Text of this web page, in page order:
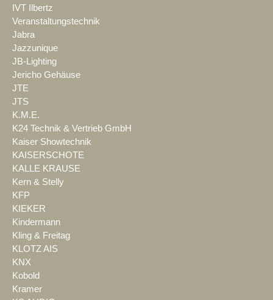
IVT Ilbertz
Veranstaltungstechnik
Jabra
Jazzunique
JB-Lighting
Jericho Gehäuse
JTE
JTS
K.M.E.
K24 Technik & Vertrieb GmbH
Kaiser Showtechnik
KAISERSCHOTE
KALLE KRAUSE
Kern & Stelly
KFP
KIEKER
Kindermann
Kling & Freitag
KLOTZ AIS
KNX
Kobold
Kramer